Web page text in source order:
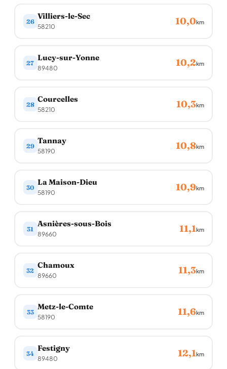
26
Villiers-le-Sec
58210 10,0km
27
Lucy-sur-Yonne
89480 10,2km
28
Courcelles
58210 10,3km
29
Tannay
58190 10,8km
30
La Maison-Dieu
58190 10,9km
31
Asnières-sous-Bois
89660 11,1km
32
Chamoux
89660 11,3km
33
Metz-le-Comte
58190 11,6km
34
Festigny
89480 12,1km